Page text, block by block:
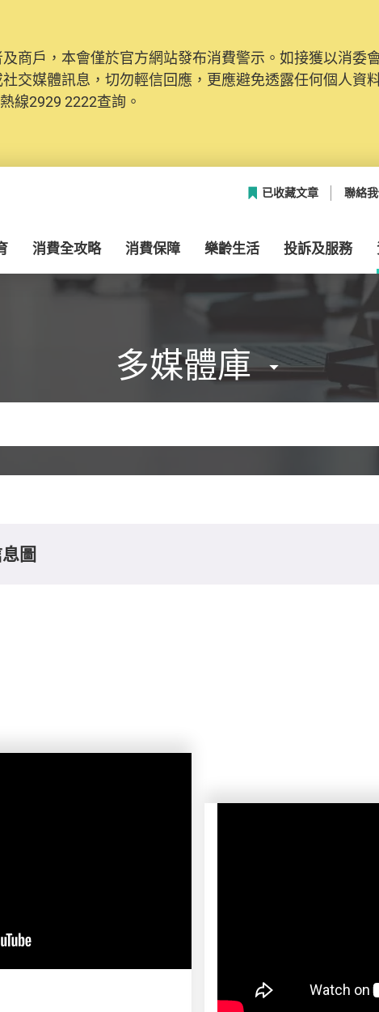
商戶，本會僅於官方網站發布消費警示。如接獲以消委
交媒體訊息，切勿輕信回應，更應避免透露任何個人資
線2929 2222查詢。
網絡安全，本會的投訴處理系統已經進行升級及推出
聯絡資料（包括姓名、電郵及電話）註冊帳戶，才可提
戶中，方便日後作出跟進。
已收藏文章 聯絡
消費全攻略 消費保障 樂齡生活 投訴及服務
多媒體庫
圖